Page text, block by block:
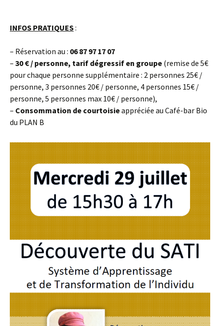
INFOS PRATIQUES:
– Réservation au : 06 87 97 17 07
– 30 € / personne, tarif dégressif en groupe (remise de 5€
pour chaque personne supplémentaire : 2 personnes 25€ /
personne, 3 personnes 20€ / personne, 4 personnes 15€ /
personne, 5 personnes max 10€ / personne),
– Consommation de courtoisieappréciée au Café-bar Bio
du PLAN B